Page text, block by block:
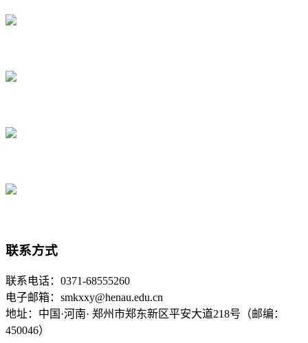
联系方式
联系电话：0371-68555260
电子邮箱：smkxxy@henau.edu.cn
地址：中国·河南· 郑州市郑东新区平安大道218号（邮编：
450046）